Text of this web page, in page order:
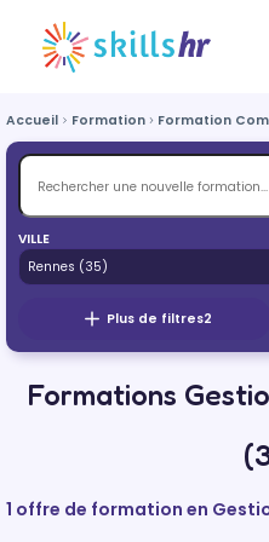
Accueil Formation Formation
VILLE
Plus de filtres2
Formations
1 offre de formation en